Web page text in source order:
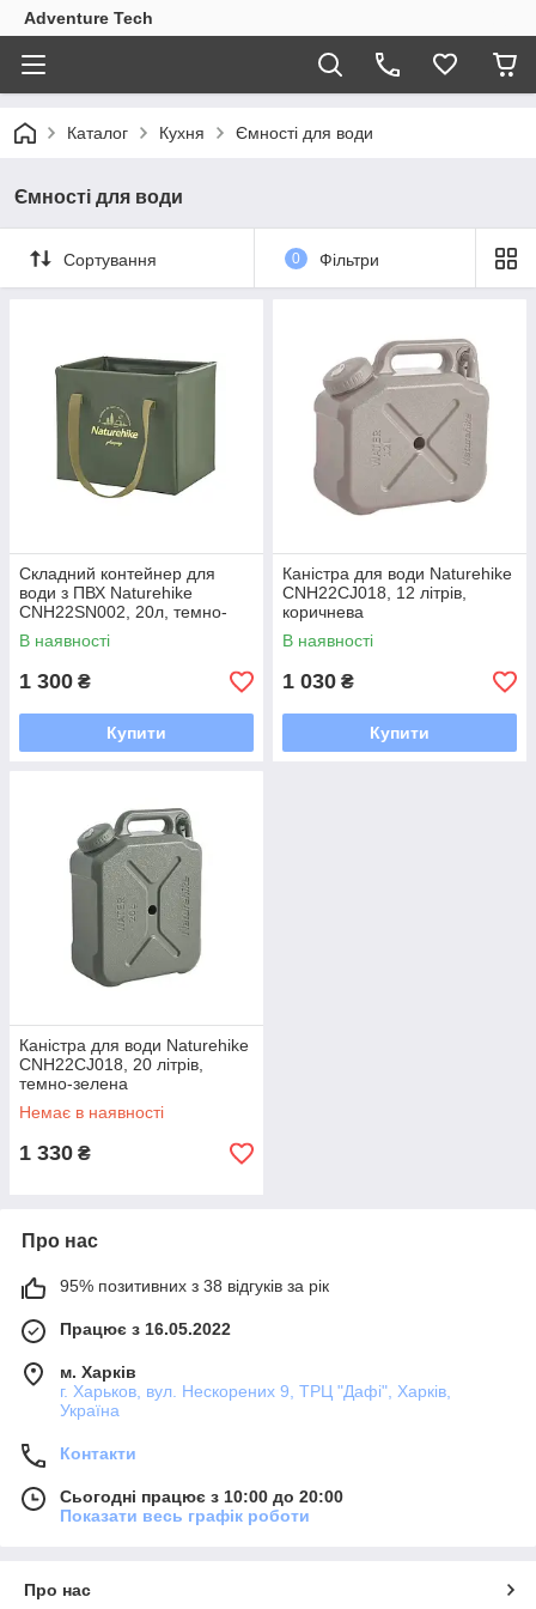
Adventure Tech
Каталог Кухня Ємності для води
Ємності для води
Сортування 0 Фільтри
Складний контейнер для
води з ПВХ Naturehike
CNH22SN002, 20л, темно-
зелений
В наявності
1 300 ₴
Купити
Каністра для води Naturehike
CNH22CJ018, 12 літрів,
коричнева
В наявності
1 030 ₴
Купити
Каністра для води Naturehike
CNH22CJ018, 20 літрів,
темно-зелена
Немає в наявності
1 330 ₴
Про нас
95% позитивних з 38 відгуків за рік
Працює з 16.05.2022
м. Харків
г. Харьков, вул. Нескорених 9, ТРЦ "Дафі", Харків,
Україна
Контакти
Сьогодні працює з 10:00 до 20:00
Показати весь графік роботи
Про нас